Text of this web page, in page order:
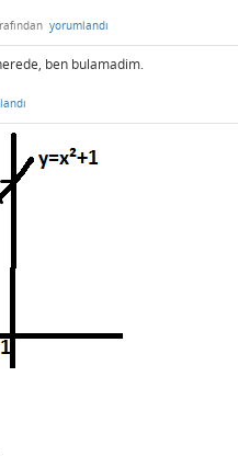
yorumlandı
ben bulamadim.